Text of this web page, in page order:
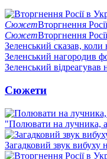
СюжетВторгнення
СюжетВторгнення
Зеленський сказав,
Зеленський нагородив
Зеленський відреагував
Сюжети
"Полювати на лучника, а
Загадковий звук